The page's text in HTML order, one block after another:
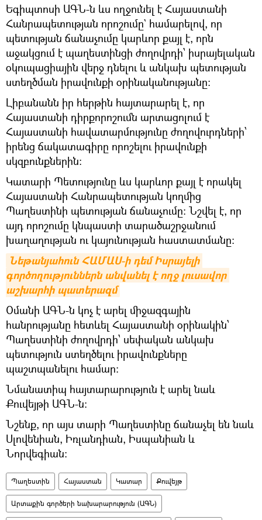
Եգիպտոսի ԱԳՆ-ն ևս ողջունել է Հայաստանի
Հանրապետության որոշումը` համարելով, որ
պետության ճանաչումը կարևոր քայլ է, որն
աջակցում է պաղեստինցի ժողովրդի՝ իսրայելական
օկուպացիային վերջ դնելու և անկախ պետության
ստեղծման իրավունքի օրինականությանը։
Լիբանանն իր հերթին հայտարարել է, որ
Հայաստանի դիրքորոշումն արտացոլում է
Հայաստանի հավատարմությունը ժողովուրդների՝
իրենց ճակատագիրը որոշելու իրավունքի
սկզբունքներին։
Կատարի Պետությունը ևս կարևոր քայլ է որակել
Հայաստանի Հանրապետության կողմից
Պաղեստինի պետության ճանաչումը: Նշվել է, որ
այդ որոշումը կնպաստի տարածաշրջանում
խաղաղության ու կայունության հաստատմանը։
Նեթանյահուն ՀԱՄԱՍ-ի դեմ Իսրայելի
գործողություններն անվանել է ողջ լուսավոր
աշխարհի պատերազմ
Օմանի ԱԳՆ-ն կոչ է արել միջազգային
հանրությանը հետևել Հայաստանի օրինակին՝
Պաղեստինի ժողովրդի՝ սեփական անկախ
պետություն ստեղծելու իրավունքները
պաշտպանելու համար։
Նմանատիպ հայտարարություն է արել նաև
Քուվեյթի ԱԳՆ-ն։
Նշենք, որ այս տարի Պաղեստինը ճանաչել են նաև
Սլովենիան, Իռլանդիան, Իսպանիան և
Նորվեգիան։
Պաղեստին Հայաստան Կատար Քուվեյթ
Արտաքին գործերի նախարարություն (ԱԳՆ)